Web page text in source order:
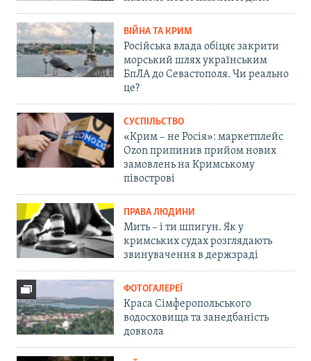
ВІЙНА ТА КРИМ
Російська влада обіцяє закрити
морський шлях українським
БпЛА до Севастополя. Чи реально
це?
СУСПІЛЬСТВО
«Крим – не Росія»: маркетплейс
Ozon припинив прийом нових
замовлень на Кримському
півострові
ПРАВА ЛЮДИНИ
Мить – і ти шпигун. Як у
кримських судах розглядають
звинувачення в держзраді
ФОТОГАЛЕРЕЇ
Краса Сімферопольського
водосховища та занедбаність
довкола